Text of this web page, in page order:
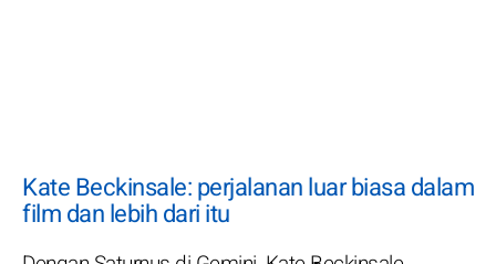
Kate Beckinsale: perjalanan luar biasa dalam
film dan lebih dari itu